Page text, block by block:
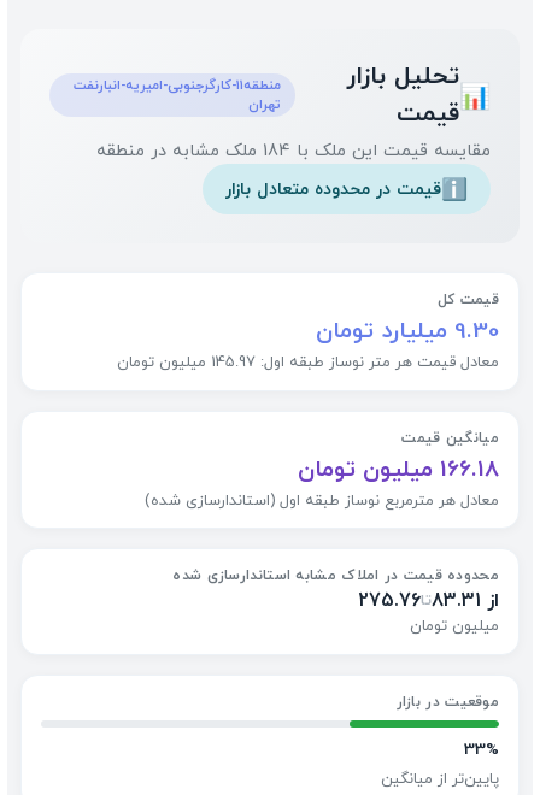
📊
تحلیل بازار
قیمت
منطقه11-کارگرجنوبی-امیریه-انبارنفت
تهران
مقایسه قیمت این ملک با 184 ملک مشابه در منطقه
ℹ️قیمت در محدوده متعادل بازار
قیمت کل
9.30 میلیارد تومان
معادل قیمت هر متر نوساز طبقه اول: 145.97 میلیون تومان
میانگین قیمت
166.18 میلیون تومان
معادل هر مترمربع نوساز طبقه اول (استاندارسازی شده)
محدوده قیمت در املاک مشابه استاندارسازی شده
از 83.31 تا275.76
میلیون تومان
موقعیت در بازار
33%
پایین‌تر از میانگین